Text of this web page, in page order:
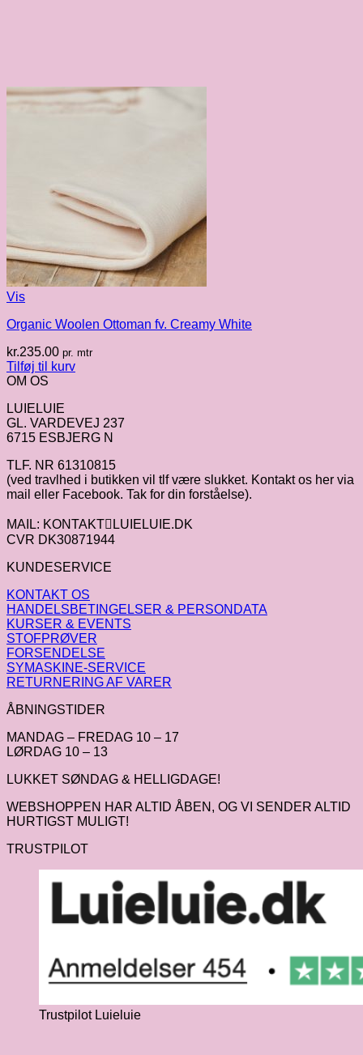
Vis
Organic Woolen Ottoman fv. Creamy White
kr.235.00 pr. mtr
Tilføj til kurv
OM OS
LUIELUIE
GL. VARDEVEJ 237
6715 ESBJERG N
TLF. NR 61310815
(ved travlhed i butikken vil tlf være slukket. Kontakt os her via
mail eller Facebook. Tak for din forståelse).
MAIL: KONTAKTLUIELUIE.DK
CVR DK30871944
KUNDESERVICE
KONTAKT OS
HANDELSBETINGELSER & PERSONDATA
KURSER & EVENTS
STOFPRØVER
FORSENDELSE
SYMASKINE-SERVICE
RETURNERING AF VARER
ÅBNINGSTIDER
MANDAG – FREDAG 10 – 17
LØRDAG 10 – 13
LUKKET SØNDAG & HELLIGDAGE!
WEBSHOPPEN HAR ALTID ÅBEN, OG VI SENDER ALTID
HURTIGST MULIGT!
TRUSTPILOT
Trustpilot Luieluie